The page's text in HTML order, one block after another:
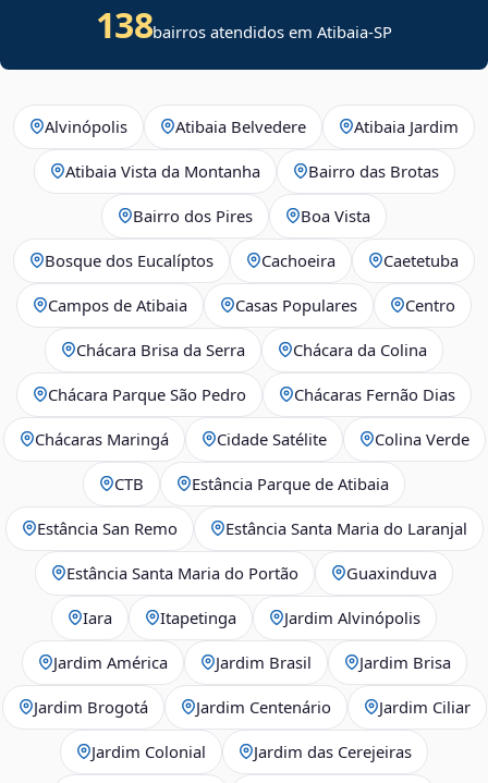
138bairros atendidos em Atibaia-SP
Alvinópolis Atibaia Belvedere Atibaia Jardim
Atibaia Vista da Montanha Bairro das Brotas
Bairro dos Pires Boa Vista
Bosque dos Eucalíptos Cachoeira Caetetuba
Campos de Atibaia Casas Populares Centro
Chácara Brisa da Serra Chácara da Colina
Chácara Parque São Pedro Chácaras Fernão Dias
Chácaras Maringá Cidade Satélite Colina Verde
CTB Estância Parque de Atibaia
Estância San Remo Estância Santa Maria do Laranjal
Estância Santa Maria do Portão Guaxinduva
Iara Itapetinga Jardim Alvinópolis
Jardim América Jardim Brasil Jardim Brisa
Jardim Brogotá Jardim Centenário Jardim Ciliar
Jardim Colonial Jardim das Cerejeiras